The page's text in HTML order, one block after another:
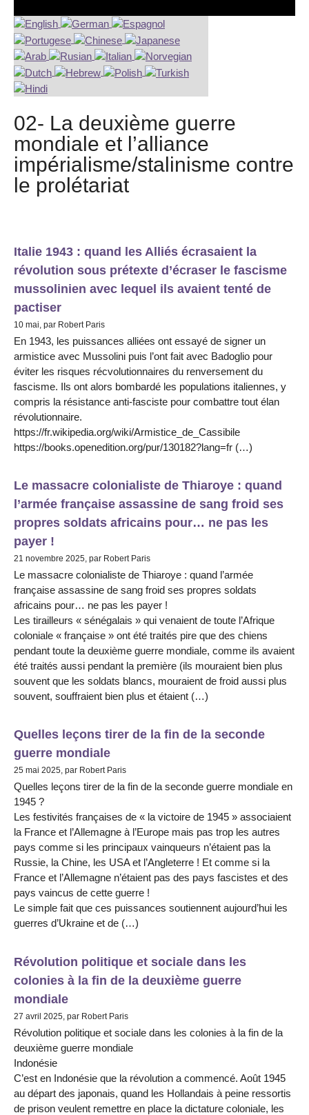
02- La deuxième guerre
mondiale et l’alliance
impérialisme/stalinisme contre
le prolétariat
Italie 1943 : quand les Alliés écrasaient la
révolution sous prétexte d’écraser le fascisme
mussolinien avec lequel ils avaient tenté de
pactiser
10 mai, par Robert Paris
En 1943, les puissances alliées ont essayé de signer un
armistice avec Mussolini puis l’ont fait avec Badoglio pour
éviter les risques récvolutionnaires du renversement du
fascisme. Ils ont alors bombardé les populations italiennes, y
compris la résistance anti-fasciste pour combattre tout élan
révolutionnaire.
https://fr.wikipedia.org/wiki/Armistice_de_Cassibile
https://books.openedition.org/pur/130182?lang=fr (…)
Le massacre colonialiste de Thiaroye : quand
l’armée française assassine de sang froid ses
propres soldats africains pour… ne pas les
payer !
21 novembre 2025, par Robert Paris
Le massacre colonialiste de Thiaroye : quand l’armée
française assassine de sang froid ses propres soldats
africains pour… ne pas les payer !
Les tirailleurs « sénégalais » qui venaient de toute l’Afrique
coloniale « française » ont été traités pire que des chiens
pendant toute la deuxième guerre mondiale, comme ils avaient
été traités aussi pendant la première (ils mouraient bien plus
souvent que les soldats blancs, mouraient de froid aussi plus
souvent, souffraient bien plus et étaient (…)
Quelles leçons tirer de la fin de la seconde
guerre mondiale
25 mai 2025, par Robert Paris
Quelles leçons tirer de la fin de la seconde guerre mondiale en
1945 ?
Les festivités françaises de « la victoire de 1945 » associaient
la France et l’Allemagne à l’Europe mais pas trop les autres
pays comme si les principaux vainqueurs n’étaient pas la
Russie, la Chine, les USA et l’Angleterre ! Et comme si la
France et l’Allemagne n’étaient pas des pays fascistes et des
pays vaincus de cette guerre !
Le simple fait que ces puissances soutiennent aujourd’hui les
guerres d’Ukraine et de (…)
Révolution politique et sociale dans les
colonies à la fin de la deuxième guerre
mondiale
27 avril 2025, par Robert Paris
Révolution politique et sociale dans les colonies à la fin de la
deuxième guerre mondiale
Indonésie
C’est en Indonésie que la révolution a commencé. Août 1945
au départ des japonais, quand les Hollandais à peine ressortis
de prison veulent remettre en place la dictature coloniale, les